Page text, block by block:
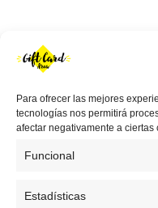
Para ofrecer las mejores
tecnologías nos permitirá
afectar negativamente a
Funcional
Estadísticas